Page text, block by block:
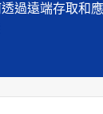
過遠端存取和